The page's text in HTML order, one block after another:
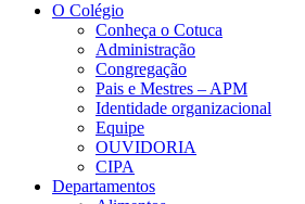
O Colégio
Conheça o Cotuca
Administração
Congregação
Pais e Mestres – APM
Identidade organizacional
Equipe
OUVIDORIA
CIPA
Departamentos